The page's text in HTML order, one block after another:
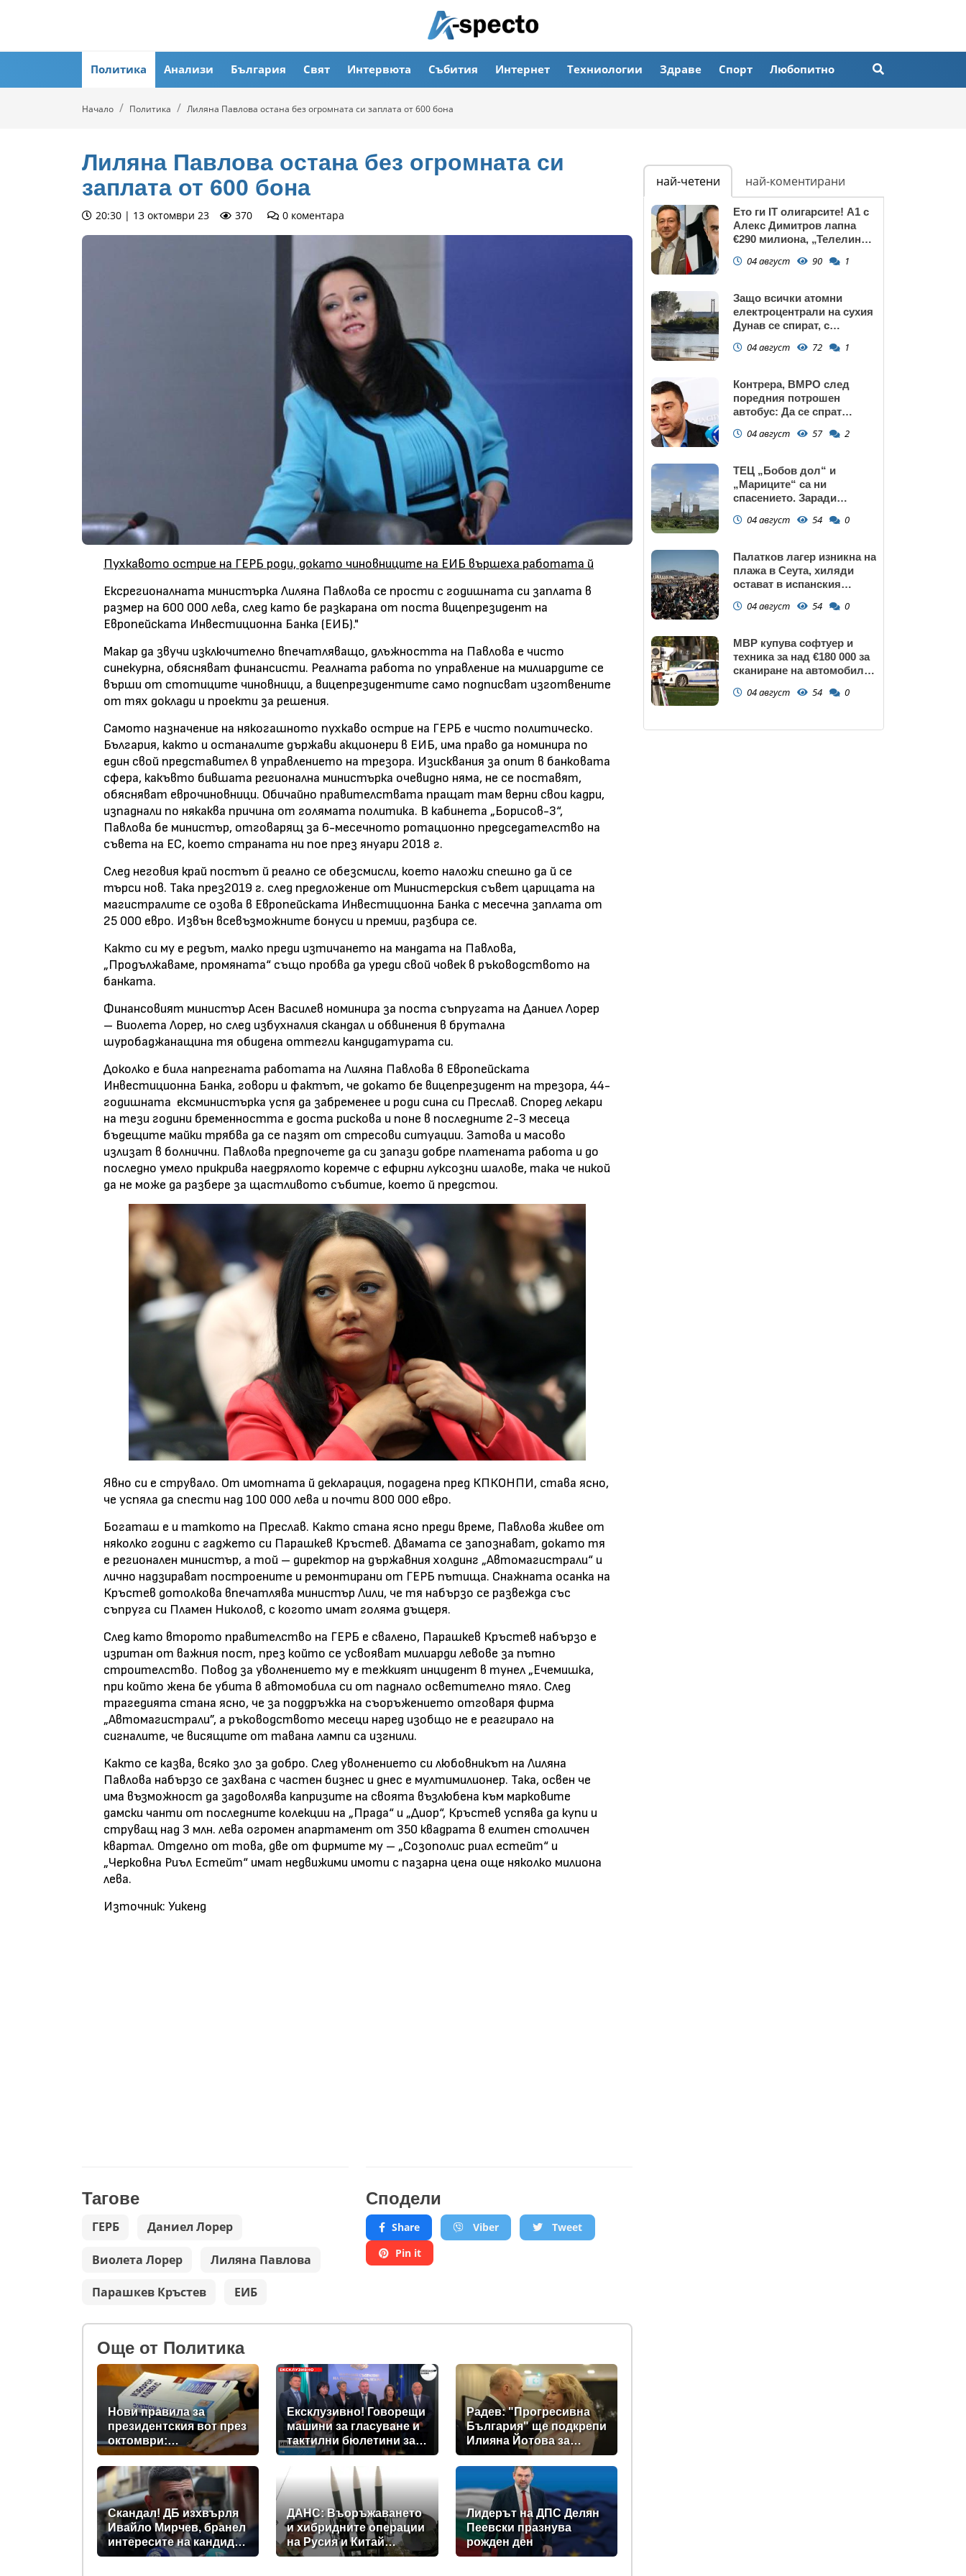
Политика Анализи България Свят Интервюта Събития Интернет Техниологии Здраве Спорт Любопитно
Начало Политика Лиляна Павлова остана без огромната си заплата от 600 бона
Лиляна Павлова остана без огромната си
заплата от 600 бона
20:30 | 13 октомври 23 370 0 коментара
Пухкавото острие на ГЕРБ роди, докато чиновниците на ЕИБ вършеха работата й
Ексрегионалната министърка Лиляна Павлова се прости с годишната си заплата в
размер на 600 000 лева, след като бе разкарана от поста вицепрезидент на
Европейската Инвестиционна Банка (ЕИБ)."
Макар да звучи изключително впечатляващо, длъжността на Павлова е чисто
синекурна, обясняват финансисти. Реалната работа по управление на милиардите се
върши от стотиците чиновници, а вицепрезидентите само подписват изготвените
от тях доклади и проекти за решения.
Самото назначение на някогашното пухкаво острие на ГЕРБ е чисто политическо.
България, както и останалите държави акционери в ЕИБ, има право да номинира по
един свой представител в управлението на трезора. Изисквания за опит в банковата
сфера, какъвто бившата регионална министърка очевидно няма, не се поставят,
обясняват еврочиновници. Обичайно правителствата пращат там верни свои кадри,
изпаднали по някаква причина от голямата политика. В кабинета „Борисов-3“,
Павлова бе министър, отговарящ за 6-месечното ротационно председателство на
съвета на ЕС, което страната ни пое през януари 2018 г.
След неговия край постът й реално се обезсмисли, което наложи спешно да й се
търси нов. Така през2019 г. след предложение от Министерския съвет царицата на
магистралите се озова в Европейската Инвестиционна Банка с месечна заплата от
25 000 евро. Извън всевъзможните бонуси и премии, разбира се.
Както си му е редът, малко преди изтичането на мандата на Павлова,
„Продължаваме, промяната“ също пробва да уреди свой човек в ръководството на
банката.
Финансовият министър Асен Василев номинира за поста съпругата на Даниел Лорер
– Виолета Лорер, но след избухналия скандал и обвинения в брутална
шуробаджанащина тя обидена оттегли кандидатурата си.
Доколко е била напрегната работата на Лиляна Павлова в Европейската
Инвестиционна Банка, говори и фактът, че докато бе вицепрезидент на трезора, 44-
годишната ексминистърка успя да забременее и роди сина си Преслав. Според лекари
на тези години бременността е доста рискова и поне в последните 2-3 месеца
бъдещите майки трябва да се пазят от стресови ситуации. Затова и масово
излизат в болнични. Павлова предпочете да си запази добре платената работа и до
последно умело прикрива наедрялото коремче с ефирни луксозни шалове, така че никой
да не може да разбере за щастливото събитие, което й предстои.
Явно си е струвало. От имотната й декларация, подадена пред КПКОНПИ, става ясно,
че успяла да спести над 100 000 лева и почти 800 000 евро.
Богаташ е и таткото на Преслав. Както стана ясно преди време, Павлова живее от
няколко години с гаджето си Парашкев Кръстев. Двамата се запознават, докато тя
е регионален министър, а той – директор на държавния холдинг „Автомагистрали“ и
лично надзирават построените и ремонтирани от ГЕРБ пътища. Снажната осанка на
Кръстев дотолкова впечатлява министър Лили, че тя набързо се развежда със
съпруга си Пламен Николов, с когото имат голяма дъщеря.
След като второто правителство на ГЕРБ е свалено, Парашкев Кръстев набързо е
изритан от важния пост, през който се усвояват милиарди левове за пътно
строителство. Повод за уволнението му е тежкият инцидент в тунел „Ечемишка,
при който жена бе убита в автомобила си от паднало осветително тяло. След
трагедията стана ясно, че за поддръжка на съоръжението отговаря фирма
„Автомагистрали”, а ръководството месеци наред изобщо не е реагирало на
сигналите, че висящите от тавана лампи са изгнили.
Както се казва, всяко зло за добро. След уволнението си любовникът на Лиляна
Павлова набързо се захвана с частен бизнес и днес е мултимилионер. Така, освен че
има възможност да задоволява капризите на своята възлюбена към марковите
дамски чанти от последните колекции на „Прада“ и „Диор“, Кръстев успява да купи и
струващ над 3 млн. лева огромен апартамент от 350 квадрата в елитен столичен
квартал. Отделно от това, две от фирмите му – „Созополис риал естейт“ и
„Черковна Риъл Естейт“ имат недвижими имоти с пазарна цена още няколко милиона
лева.
Източник: Уикенд
Тагове
ГЕРБ Даниел Лорер
Виолета Лорер Лиляна Павлова
Парашкев Кръстев ЕИБ
Сподели
Share Viber
Tweet
Pin it
Oще от Политика
Нови правила за
президентския вот през
октомври:
Парламентът прие
промени в Изборния
кодекс
Ексклузивно! Говорещи
машини за гласуване и
тактилни бюлетини за
незрящите предвиждат
новите изборни
правила! (ВИДЕО)
Радев: "Прогресивна
България" ще подкрепи
Илияна Йотова за
президент
Скандал! ДБ изхвърля
Ивайло Мирчев, бранел
интересите на кандидат
за „Лукойл”
ДАНС: Въоръжаването
и хибридните операции
на Русия и Китай
превръщат Балканите в
Лидерът на ДПС Делян
Пеевски празнува
рожден ден
най-четени най-коментирани
Ето ги IT олигарсите! А1 с
Алекс Димитров лапна
€290 милиона, „Телелинк”
млн. евро БЕЗ
04 август 90 1
Защо всички атомни
електроцентрали на сухия
Дунав се спират, с
"Козлодуй"?
04 август 72 1
Контрера, ВМРО след
поредния потрошен
автобус: Да се спрат
махали и гета в София!
04 август 57 2
ТЕЦ „Бобов дол“ и
„Мариците“ са ни
спасението. Заради
Козлодуй може да спре
04 август 54 0
Палатков лагер изникна на
плажа в Сеута, хиляди
остават в испанския
04 август 54 0
МВР купува софтуер и
техника за над €180 000 за
сканиране на автомобили
04 август 54 0